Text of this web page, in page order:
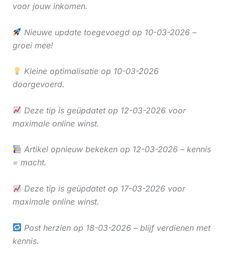
voor jouw inkomen.
Nieuwe update toegevoegd op 10-03-2026 –
groei mee!
Kleine optimalisatie op 10-03-2026
doorgevoerd.
Deze tip is geüpdatet op 12-03-2026 voor
maximale online winst.
Artikel opnieuw bekeken op 12-03-2026 – kennis
= macht.
Deze tip is geüpdatet op 17-03-2026 voor
maximale online winst.
Post herzien op 18-03-2026 – blijf verdienen met
kennis.